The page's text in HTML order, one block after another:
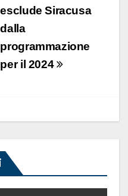
esclude Siracusa
dalla
programmazione
per il 2024